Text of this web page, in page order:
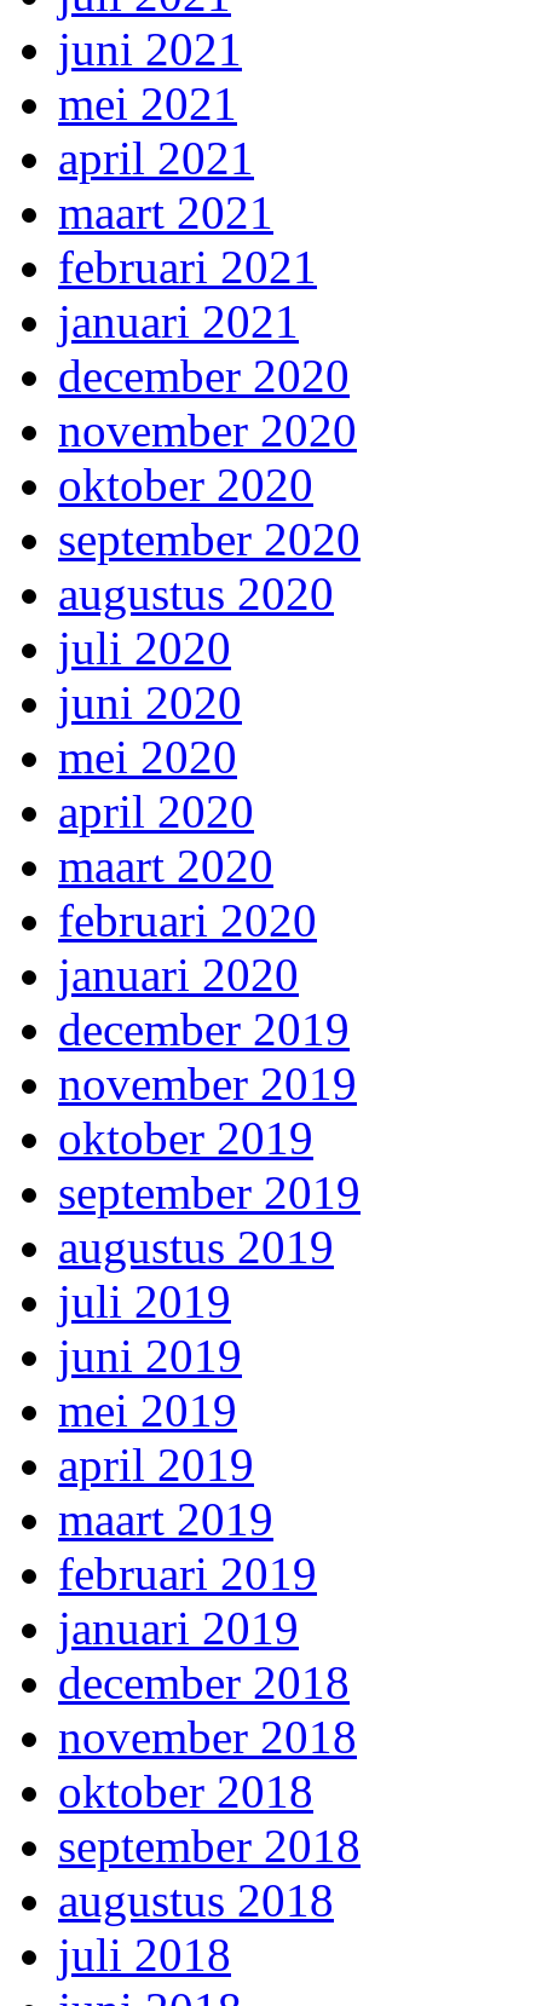
juni 2021
mei 2021
april 2021
maart 2021
februari 2021
januari 2021
december 2020
november 2020
oktober 2020
september 2020
augustus 2020
juli 2020
juni 2020
mei 2020
april 2020
maart 2020
februari 2020
januari 2020
december 2019
november 2019
oktober 2019
september 2019
augustus 2019
juli 2019
juni 2019
mei 2019
april 2019
maart 2019
februari 2019
januari 2019
december 2018
november 2018
oktober 2018
september 2018
augustus 2018
juli 2018